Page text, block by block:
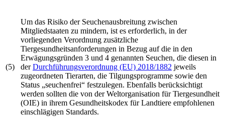
(5)
Um das Risiko der Seuchenausbreitung zwischen
Mitgliedstaaten zu mindern, ist es erforderlich, in der
vorliegenden Verordnung zusätzliche
Tiergesundheitsanforderungen in Bezug auf die in den
Erwägungsgründen 3 und 4 genannten Seuchen, die diesen in
derDurchführungs­verordnung (EU) 2018/1882 jeweils
zugeordneten Tierarten, die Tilgungsprogramme sowie den
Status „seuchenfrei“ festzulegen. Ebenfalls berücksichtigt
werden sollten die von der Weltorganisation für Tiergesundheit
(OIE) in ihrem Gesundheitskodex für Landtiere empfohlenen
einschlägigen Standards.